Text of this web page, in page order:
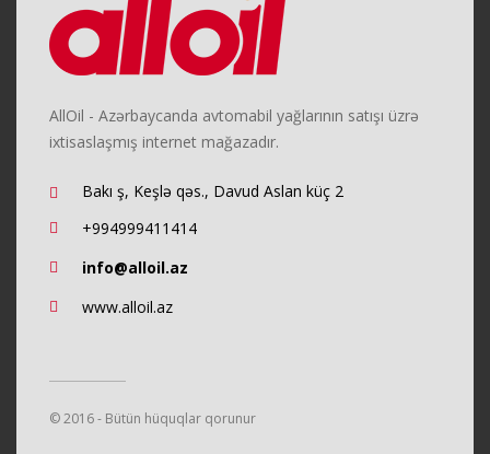
AllOil - Azərbaycanda avtomabil yağlarının satışı üzrə
ixtisaslaşmış internet mağazadır.
Bakı ş, Keşlə qəs., Davud Aslan küç 2
+994999411414
info@alloil.az
www.alloil.az
© 2016 - Bütün hüquqlar qorunur